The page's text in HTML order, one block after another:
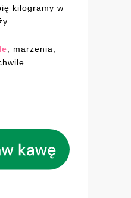
kilogramy w
, marzenia,